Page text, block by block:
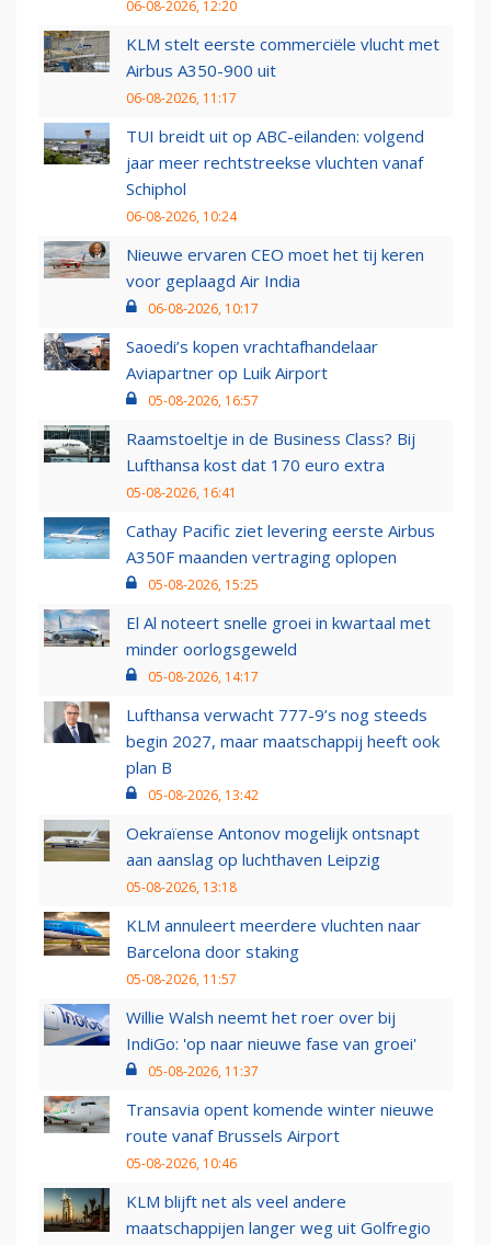
06-08-2026, 12:20
KLM stelt eerste commerciële vlucht met
Airbus A350-900 uit
06-08-2026, 11:17
TUI breidt uit op ABC-eilanden: volgend
jaar meer rechtstreekse vluchten vanaf
Schiphol
06-08-2026, 10:24
Nieuwe ervaren CEO moet het tij keren
voor geplaagd Air India
06-08-2026, 10:17
Saoedi’s kopen vrachtafhandelaar
Aviapartner op Luik Airport
05-08-2026, 16:57
Raamstoeltje in de Business Class? Bij
Lufthansa kost dat 170 euro extra
05-08-2026, 16:41
Cathay Pacific ziet levering eerste Airbus
A350F maanden vertraging oplopen
05-08-2026, 15:25
El Al noteert snelle groei in kwartaal met
minder oorlogsgeweld
05-08-2026, 14:17
Lufthansa verwacht 777-9’s nog steeds
begin 2027, maar maatschappij heeft ook
plan B
05-08-2026, 13:42
Oekraïense Antonov mogelijk ontsnapt
aan aanslag op luchthaven Leipzig
05-08-2026, 13:18
KLM annuleert meerdere vluchten naar
Barcelona door staking
05-08-2026, 11:57
Willie Walsh neemt het roer over bij
IndiGo: 'op naar nieuwe fase van groei'
05-08-2026, 11:37
Transavia opent komende winter nieuwe
route vanaf Brussels Airport
05-08-2026, 10:46
KLM blijft net als veel andere
maatschappijen langer weg uit Golfregio